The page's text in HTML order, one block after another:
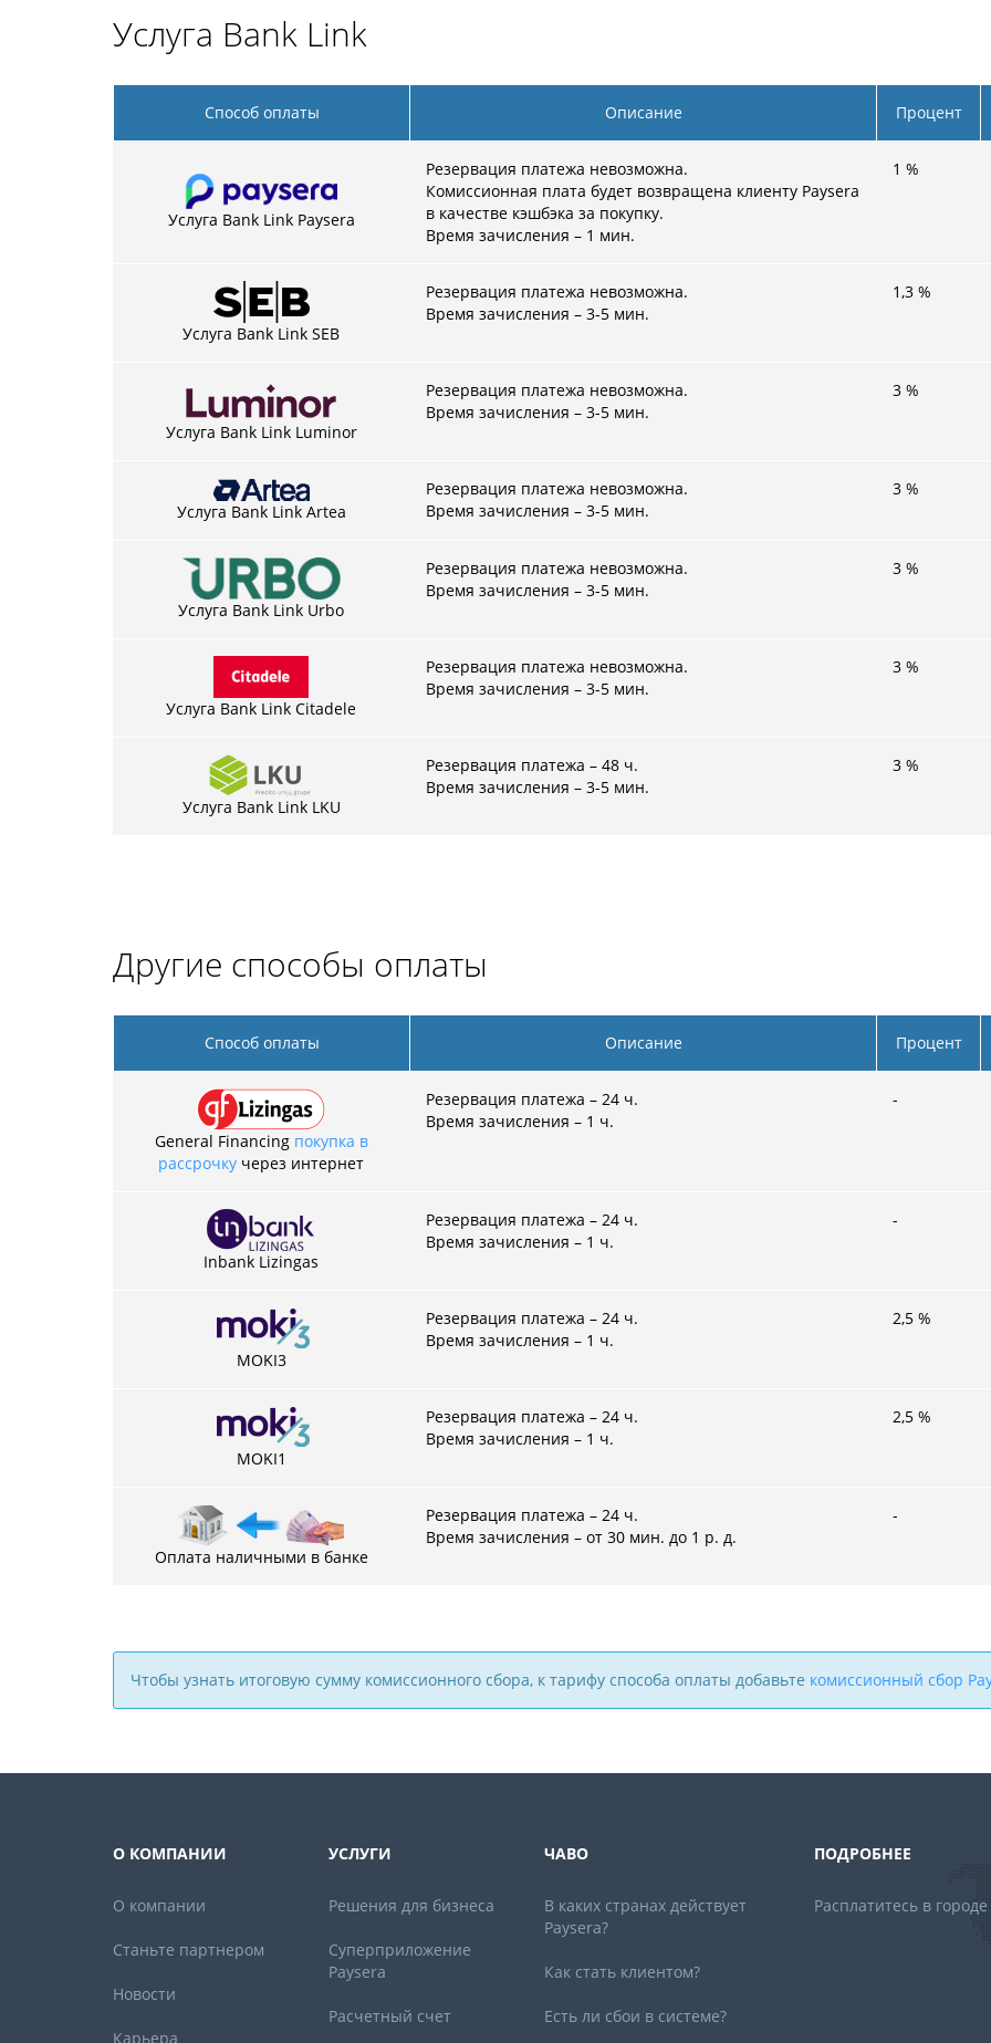
Услуга Bank Link
Способ оплаты Описание Процент
Услуга Bank Link Paysera
Резервация платежа невозможна.
Комиссионная плата будет возвращена клиенту Paysera
в качестве кэшбэка за покупку.
Время зачисления – 1 мин.
1 %
Услуга Bank Link SEB
Резервация платежа невозможна.
Время зачисления – 3-5 мин.
1,3 %
Услуга Bank Link Luminor
Резервация платежа невозможна.
Время зачисления – 3-5 мин.
3 %
Услуга Bank Link Artea
Резервация платежа невозможна.
Время зачисления – 3-5 мин.
3 %
Услуга Bank Link Urbo
Резервация платежа невозможна.
Время зачисления – 3-5 мин.
3 %
Услуга Bank Link Citadele
Резервация платежа невозможна.
Время зачисления – 3-5 мин.
3 %
Услуга Bank Link LKU
Резервация платежа – 48 ч.
Время зачисления – 3-5 мин.
3 %
Другие способы оплаты
Способ оплаты Описание Процент
General Financing покупка в
рассрочку через интернет
Резервация платежа – 24 ч.
Время зачисления – 1 ч.
-
Inbank Lizingas
Резервация платежа – 24 ч.
Время зачисления – 1 ч.
-
MOKI3
Резервация платежа – 24 ч.
Время зачисления – 1 ч.
2,5 %
MOKI1
Резервация платежа – 24 ч.
Время зачисления – 1 ч.
2,5 %
Оплата наличными в банке
Резервация платежа – 24 ч.
Время зачисления – от 30 мин. до 1 р. д.
-
Чтобы узнать итоговую сумму комиссионного сбора, к тарифу способа оплаты добавьте комиссионный сбор
О КОМПАНИИ
О компании
Станьте партнером
Новости
Карьера
УСЛУГИ
Решения для бизнеса
Суперприложение
Paysera
Расчетный счет
ЧАВО
В каких странах действует
Paysera?
Как стать клиентом?
Есть ли сбои в системе?
ПОДРОБНЕЕ
Расплатитесь в городе